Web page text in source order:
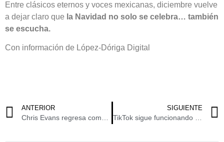
Entre clásicos eternos y voces mexicanas, diciembre vuelve
a dejar claro que la Navidad no solo se celebra… también
se escucha.
Con información de López-Dóriga Digital
ANTERIOR SIGUIENTE